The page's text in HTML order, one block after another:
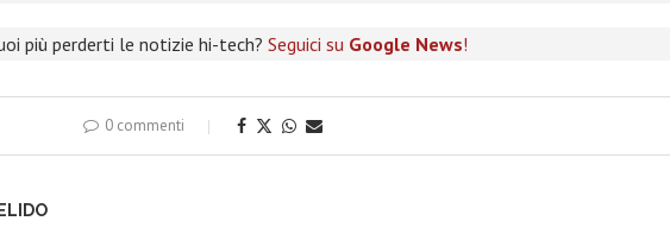
più perderti le notizie hi-tech? Seguici su Google News!
0 commenti